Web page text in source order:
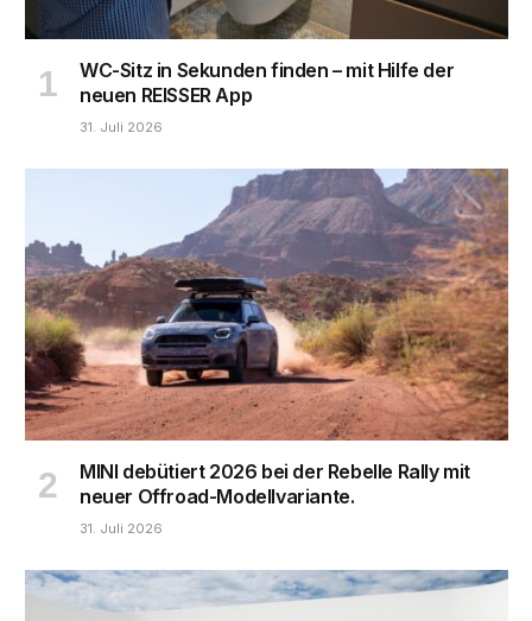
WC-Sitz in Sekunden finden – mit Hilfe der
neuen REISSER App
31. Juli 2026
MINI debütiert 2026 bei der Rebelle Rally mit
neuer Offroad-Modellvariante.
31. Juli 2026